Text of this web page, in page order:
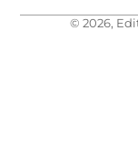
© 2026,